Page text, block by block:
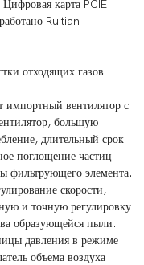
карта PCIE
Ruitian
отходящих газов
импортный вентилятор с
большую
длительный срок
поглощение частиц
фильтрующего элемента.
скорости,
и точную регулировку
образующейся пыли.
давления в режиме
объема воздуха